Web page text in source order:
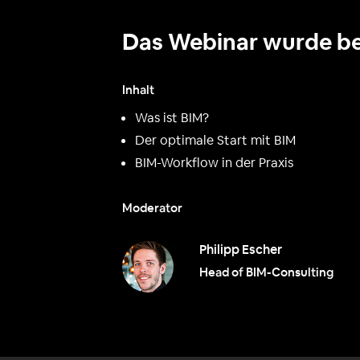
Das Webinar wurde
Inhalt
Was ist BIM?
Der optimale Start mit BIM
BIM-Workflow in der Praxis
Moderator
Philipp Escher
Head of BIM-Consulting